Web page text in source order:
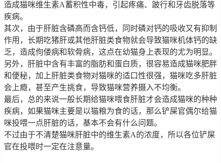
造成猫咪维生素A蓄积性中毒，引起疼痛、跛行和牙齿脱落等
疾病。
其次，由于肝脏含磷高而含钙低，同时磷对钙的吸收又有抑制
作用，长期吃猪肝或其他肝脏类食物就会导致猫咪机体钙的缺
乏，造成佝偻病和软骨病，这点在幼猫身上表现的尤为明显。
另外，肝脏中含有丰富的脂肪和蛋白质，很容易造成猫咪肥胖
和便秘，加上肝脏类食物对猫咪的适口性很强，猫咪吃多肝脏
会上瘾，甚至产生挑食，导致猫咪营养摄入不均衡。
最后，总的来说一般长期给猫咪喂食肝脏才会造成猫咪的种种
疾病，如果猫咪主要是以猫粮为食的话，那么铲屎官偶尔给猫
咪投喂一点肝脏的话，基本不会有什么问题。
不过由于不清楚猫咪肝脏中的维生素A的浓度，所以各位铲屎
官在投喂时一定在注意量。